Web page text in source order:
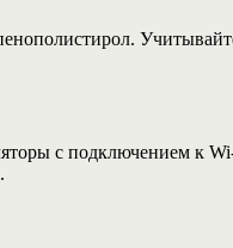
с подключением к